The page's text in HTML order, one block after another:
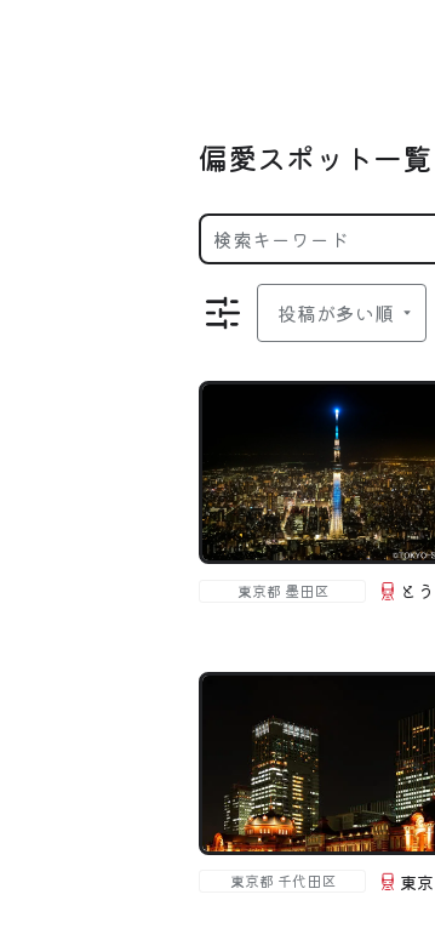
偏愛スポット一覧
東京都 墨田区 と
東京都 千代田区 東京